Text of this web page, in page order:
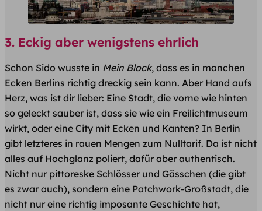
3. Eckig aber wenigstens ehrlich
Schon Sido wusste in Mein Block, dass es in manchen
Ecken Berlins richtig dreckig sein kann. Aber Hand aufs
Herz, was ist dir lieber: Eine Stadt, die vorne wie hinten
so geleckt sauber ist, dass sie wie ein Freilichtmuseum
wirkt, oder eine City mit Ecken und Kanten? In Berlin
gibt letzteres in rauen Mengen zum Nulltarif. Da ist nicht
alles auf Hochglanz poliert, dafür aber authentisch.
Nicht nur pittoreske Schlösser und Gässchen (die gibt
es zwar auch), sondern eine Patchwork-Großstadt, die
nicht nur eine richtig imposante Geschichte hat,